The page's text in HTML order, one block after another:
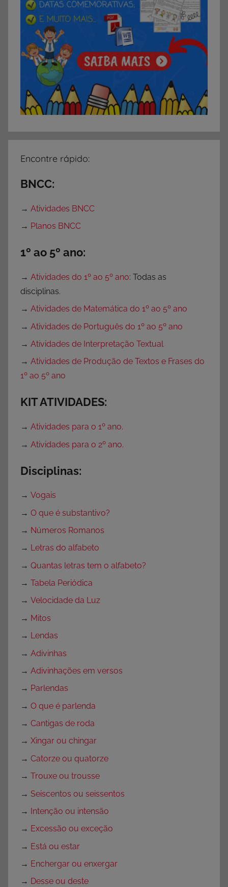
m
p
i
m
r
A
v
a
s
a
r
e
s
e
M
é
o
S
a
o
Encontre rápido:
BNCC:
→ Atividades BNCC
→ Planos BNCC
1º ao 5º ano:
→ Atividades do 1º ao 5º ano: Todas as
disciplinas.
→ Atividades de Matemática do 1º ao 5º ano
→ Atividades de Português do 1º ao 5º ano
→ Atividades de Interpretação Textual
→ Atividades de Produção de Textos e Frases do
1º ao 5º ano
KIT ATIVIDADES:
→ Atividades para o 1º ano.
→ Atividades para o 2º ano.
Disciplinas:
→ Vogais
→ O que é substantivo?
→ Números Romanos
→ Letras do alfabeto
→ Quantas letras tem o alfabeto?
→ Tabela Periódica
→ Velocidade da Luz
→ Mitos
→ Lendas
→ Adivinhas
→ Adivinhações em versos
→ Parlendas
→ O que é parlenda
→ Cantigas de roda
→ Xingar ou chingar
→ Catorze ou quatorze
→ Trouxe ou trousse
→ Seiscentos ou seissentos
→ Intenção ou intensão
→ Excessão ou exceção
→ Está ou estar
→ Enchergar ou enxergar
→ Desse ou deste